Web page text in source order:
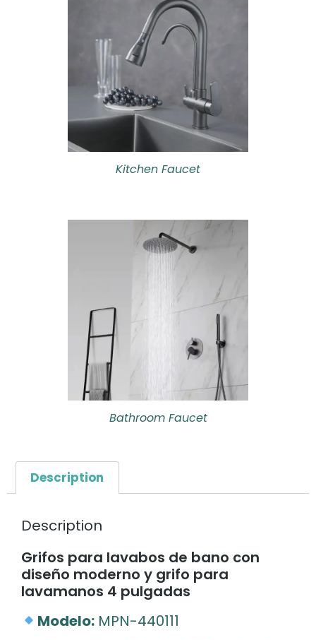
Kitchen Faucet
Bathroom Faucet
Description
Description
Grifos para lavabos de bano con
diseño moderno y grifo para
lavamanos 4 pulgadas
Modelo:MPN-440111